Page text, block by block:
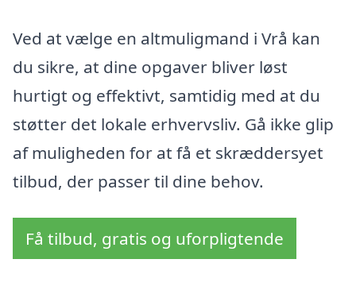
Ved at vælge en altmuligmand i Vrå kan
du sikre, at dine opgaver bliver løst
hurtigt og effektivt, samtidig med at du
støtter det lokale erhvervsliv. Gå ikke glip
af muligheden for at få et skræddersyet
tilbud, der passer til dine behov.
Få tilbud, gratis og uforpligtende